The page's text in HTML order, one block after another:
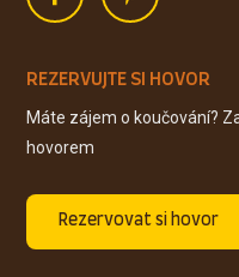
REZERVUJTE SI HOVOR
Máte zájem o koučování?
hovorem
Rezervovat si hovor